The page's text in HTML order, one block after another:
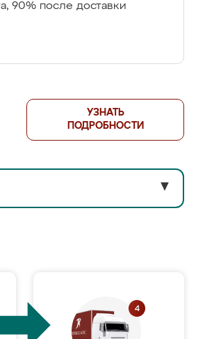
90% после доставки
УЗНАТЬ
ПОДРОБНОСТИ
▼